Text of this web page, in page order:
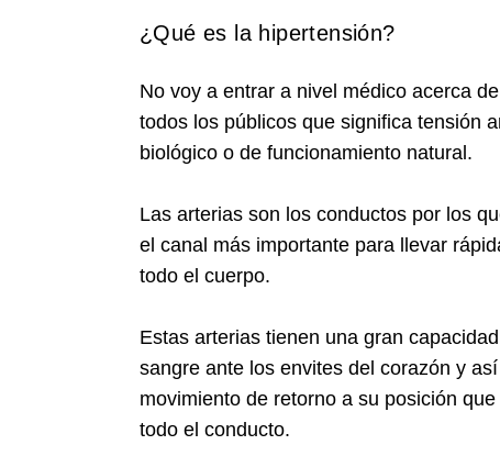
¿Qué es la hipertensión?
No voy a entrar a nivel médico acerca
todos los públicos que significa tensión
biológico o de funcionamiento natural.
Las arterias son los conductos por los
el canal más importante para llevar
todo el cuerpo.
Estas arterias tienen una gran
sangre ante los envites del corazón y
movimiento de retorno a su posición
todo el conducto.